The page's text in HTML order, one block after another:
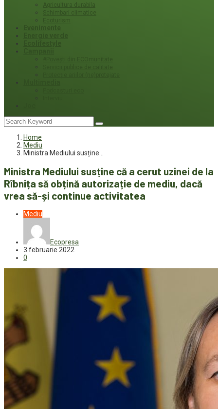
Agricultura durabila
Schimbari climatice
Ecoturism
Home
Mediu
Ministra Mediului susține…
Ministra Mediului susține că a cerut uzinei de la
Rîbnița să obțină autorizație de mediu, dacă
vrea să-și continue activitatea
Mediu
Ecopresa
3 februarie 2022
0